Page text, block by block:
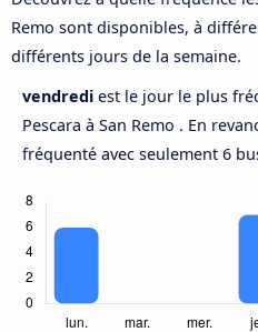
Remo sont disponibles, à
différents jours de la semaine.
vendredi est le jour le plus
Pescara à San Remo . En
fréquenté avec seulement 6